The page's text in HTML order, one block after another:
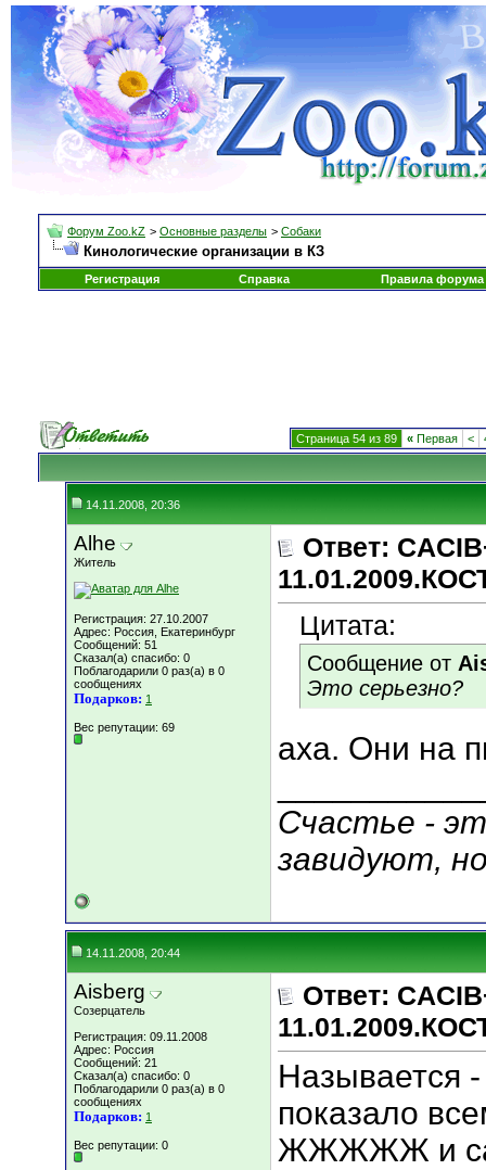
Форум Zoo.kZ > Основные разделы > Собаки
Кинологические организации в КЗ
Регистрация Справка Правила форума
Страница 54 из 89 « Первая <
14.11.2008, 20:36
Alhe
Житель
Регистрация: 27.10.2007
Адрес: Россия, Екатеринбург
Сообщений: 51
Сказал(а) спасибо: 0
Поблагодарили 0 раз(а) в 0
сообщениях
Подарков: 1
Вес репутации: 69
Ответ:
Цитата:
Сообщение от
Это серьезно?
аха. Они на
Счастье -
завидуют,
14.11.2008, 20:44
Aisberg
Созерцатель
Регистрация: 09.11.2008
Адрес: Россия
Сообщений: 21
Сказал(а) спасибо: 0
Поблагодарили 0 раз(а) в 0
сообщениях
Подарков: 1
Вес репутации: 0
Ответ:
Называется
показало
ЖЖЖЖЖ и